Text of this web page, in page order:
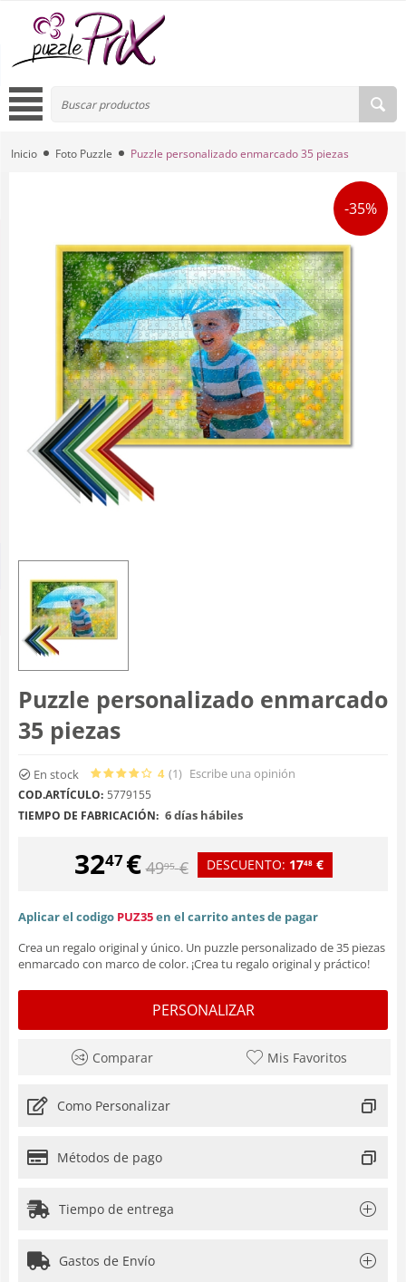
Inicio Foto Puzzle Puzzle personalizado enmarcado 35 piezas
-35%
Puzzle personalizado enmarcado
35 piezas
En stock 4 (1) Escribe una opinión
COD.ARTÍCULO: 5779155
TIEMPO DE FABRICACIÓN: 6 días hábiles
3247€ 4995 € DESCUENTO: 1748 €
Aplicar el codigo PUZ35en el carrito antes de pagar
Crea un regalo original y único. Un puzzle personalizado de 35 piezas
enmarcado con marco de color. ¡Crea tu regalo original y práctico!
PERSONALIZAR
Comparar Mis Favoritos
Como Personalizar
Métodos de pago
Tiempo de entrega
Gastos de Envío